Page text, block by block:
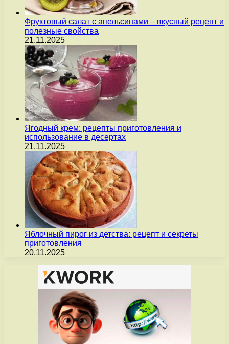
Фруктовый салат с апельсинами – вкусный рецепт и
полезные свойства
21.11.2025
Ягодный крем: рецепты приготовления и
использование в десертах
21.11.2025
Яблочный пирог из детства: рецепт и секреты
приготовления
20.11.2025